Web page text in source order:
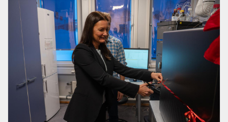
Vivian Berg overtar etter Eva Sjøttem 1. august.